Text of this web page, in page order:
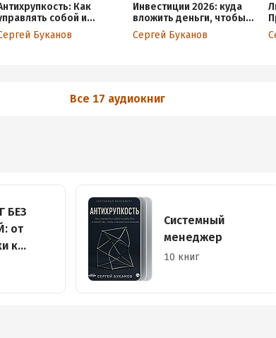
Как
собой и
в хаосе так,
становиться
Буканов
Инвестиции 2026: куда
вложить деньги, чтобы
заработать – акции,
тренды, глобальные
Сергей Буканов
Все 17 аудиокниг
БЕЗ
от
к
Системный
менеджер
10 книг